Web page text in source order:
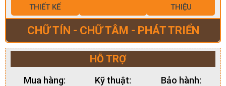
THIẾT KẾ
THIỆU
CHỮ TÍN - CHỮ TÂM - PHÁT TRIỂN
HỖ TRỢ
Mua hàng: Kỹ thuật: Bảo hành: